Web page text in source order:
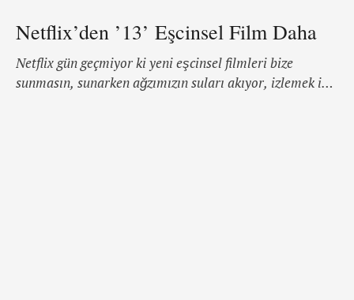
Netflix’den ’13’ Eşcinsel Film Daha
Netflix gün geçmiyor ki yeni eşcinsel filmleri bize
sunmasın, sunarken ağzımızın suları akıyor, izlemek için